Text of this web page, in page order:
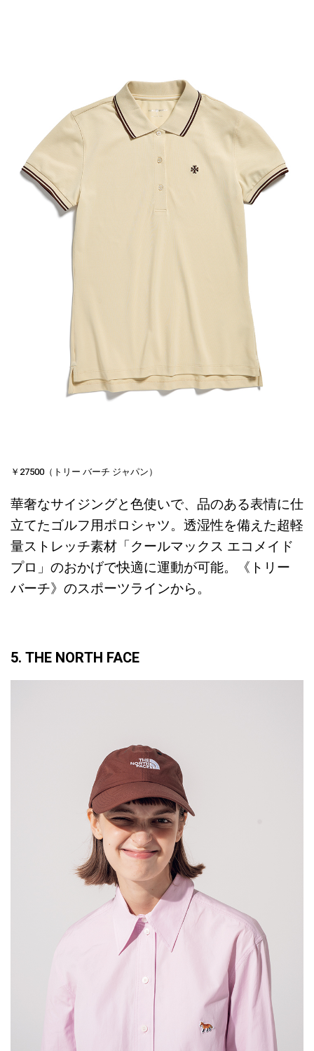
￥27500（トリー バーチ ジャパン）
華奢なサイジングと色使いで、品のある表情に仕
立てたゴルフ用ポロシャツ。透湿性を備えた超軽
量ストレッチ素材「クールマックス エコメイド
プロ」のおかげで快適に運動が可能。《トリー
バーチ》のスポーツラインから。
5. THE NORTH FACE